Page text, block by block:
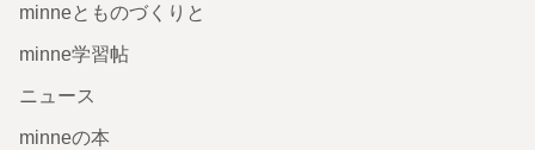
minneとものづくりと
minne学習帖
ニュース
minneの本